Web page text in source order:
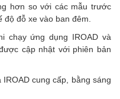
hơn so với các mẫu trước
đỗ xe vào ban đêm.
chạy ứng dụng IROAD và
cập nhật với phiên bản
cung cấp, bằng sáng